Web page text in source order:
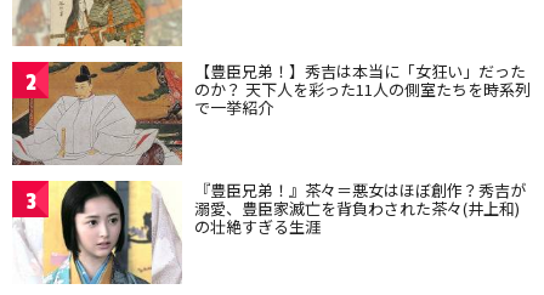
2 【豊臣兄弟！】秀吉は本当に「女狂い」だった
のか？ 天下人を彩った11人の側室たちを時系列
で一挙紹介
3 『豊臣兄弟！』茶々＝悪女はほぼ創作？秀吉が
溺愛、豊臣家滅亡を背負わされた茶々(井上和)
の壮絶すぎる生涯